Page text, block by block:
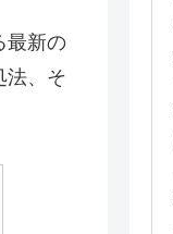
最新の
法、そ